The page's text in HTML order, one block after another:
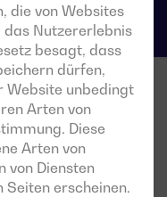
die von Websites
das Nutzererlebnis
besagt, dass
dürfen,
Website unbedingt
Arten von
Diese
Arten von
von Diensten
erscheinen.